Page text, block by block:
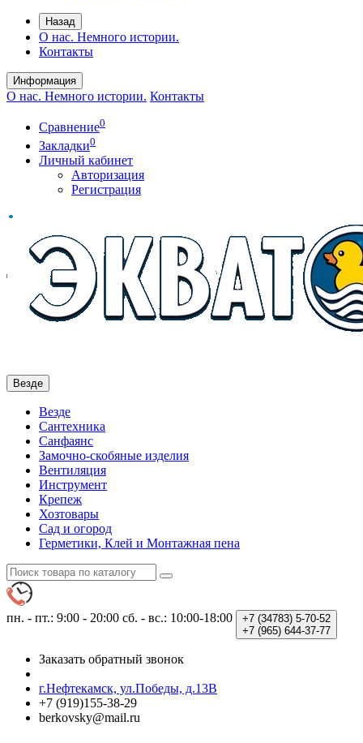
Назад
О нас. Немного истории.
Контакты
Информация
О нас. Немного истории. Контакты
Сравнение0
Закладки0
Личный кабинет
Авторизация
Регистрация
Везде
Везде
Сантехника
Санфаянс
Замочно-скобяные изделия
Вентиляция
Инструмент
Крепеж
Хозтовары
Сад и огород
Герметики, Клей и Монтажная пена
пн. - пт.: 9:00 - 20:00 сб. - вс.: 10:00-18:00 +7 (34783) 5-70-52
+7 (965) 644-37-77
Заказать обратный звонок
г.Нефтекамск, ул.Победы, д.13В
+7 (919)155-38-29
berkovsky@mail.ru